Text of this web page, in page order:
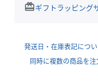
ート！
・腰ポケットは2重
redeemギフトラッピング
発送日・在庫表記につ
同時に複数の商品を